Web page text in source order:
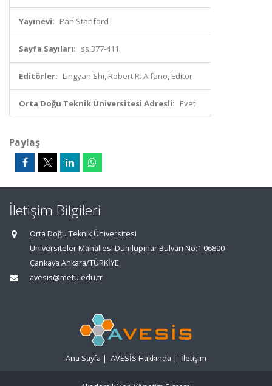
Yayınevi: Pan Stanford
Sayfa Sayıları: ss.377-411
Editörler: Lingyan Shi, Robert R. Alfano, Editör
Orta Doğu Teknik Üniversitesi Adresli: Evet
Paylaş
İletişim Bilgileri
Orta Doğu Teknik Üniversitesi
Üniversiteler Mahallesi,Dumlupınar Bulvarı No:1 06800
Çankaya Ankara/TÜRKİYE
avesis@metu.edu.tr
Ana Sayfa | AVESİS Hakkında | İletişim